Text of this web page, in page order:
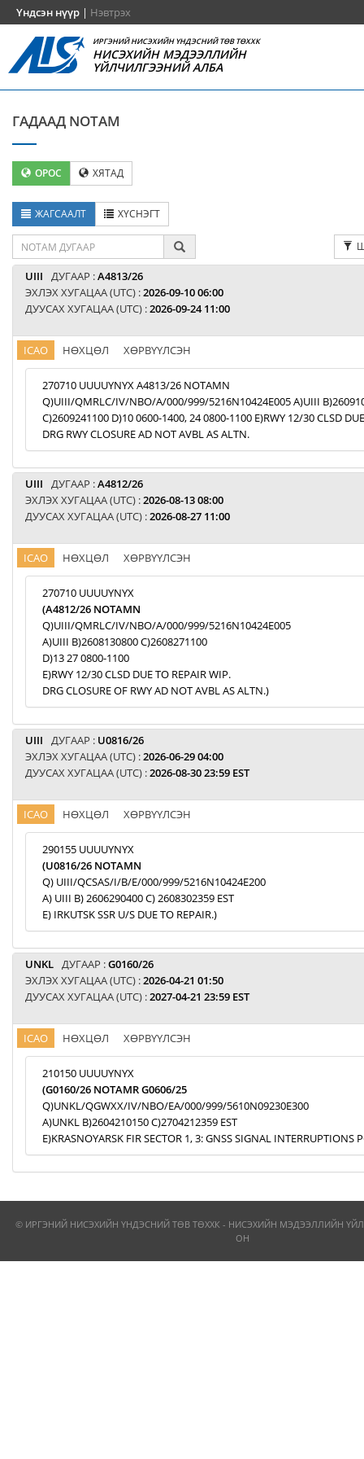
Үндсэн нүүр | Нэвтрэх
ИРГЭНИЙ НИСЭХИЙН ҮНДЭСНИЙ ТӨВ ТӨХХК
НИСЭХИЙН МЭДЭЭЛЛИЙН
ҮЙЛЧИЛГЭЭНИЙ АЛБА
ГАДААД NOTAM
ОРОС ХЯТАД
ЖАГСААЛТ ХҮСНЭГТ
UIII ДУГААР :A4813/26
ЭХЛЭХ ХУГАЦАА (UTC) :2026-09-10 06:00
ДУУСАХ ХУГАЦАА (UTC) :2026-09-24 11:00
ICAO НӨХЦӨЛ ХӨРВҮҮЛСЭН
270710 UUUUYNYX A4813/26 NOTAMN
Q)UIII/QMRLC/IV/NBO/A/000/999/5216N10424E005 A)UIII
C)2609241100 D)10 0600-1400, 24 0800-1100 E)RWY 12/30 CLSD
DRG RWY CLOSURE AD NOT AVBL AS ALTN.
UIII ДУГААР :A4812/26
ЭХЛЭХ ХУГАЦАА (UTC) :2026-08-13 08:00
ДУУСАХ ХУГАЦАА (UTC) :2026-08-27 11:00
ICAO НӨХЦӨЛ ХӨРВҮҮЛСЭН
270710 UUUUYNYX
(A4812/26 NOTAMN
Q)UIII/QMRLC/IV/NBO/A/000/999/5216N10424E005
A)UIII B)2608130800 C)2608271100
D)13 27 0800-1100
E)RWY 12/30 CLSD DUE TO REPAIR WIP.
DRG CLOSURE OF RWY AD NOT AVBL AS ALTN.)
UIII ДУГААР : U0816/26
ЭХЛЭХ ХУГАЦАА (UTC) :2026-06-29 04:00
ДУУСАХ ХУГАЦАА (UTC) :2026-08-30 23:59 EST
ICAO НӨХЦӨЛ ХӨРВҮҮЛСЭН
290155 UUUUYNYX
(U0816/26 NOTAMN
Q) UIII/QCSAS/I/B/E/000/999/5216N10424E200
A) UIII B) 2606290400 C) 2608302359 EST
E) IRKUTSK SSR U/S DUE TO REPAIR.)
UNKL ДУГААР :G0160/26
ЭХЛЭХ ХУГАЦАА (UTC) :2026-04-21 01:50
ДУУСАХ ХУГАЦАА (UTC) :2027-04-21 23:59 EST
ICAO НӨХЦӨЛ ХӨРВҮҮЛСЭН
210150 UUUUYNYX
(G0160/26 NOTAMR G0606/25
Q)UNKL/QGWXX/IV/NBO/EA/000/999/5610N09230E300
A)UNKL B)2604210150 C)2704212359 EST
E)KRASNOYARSK FIR SECTOR 1, 3: GNSS SIGNAL INTERRUPTIONS
© ИРГЭНИЙ НИСЭХИЙН ҮНДЭСНИЙ ТӨВ ТӨХХК - НИСЭХИЙН МЭДЭЭЛЛИЙН
ОН